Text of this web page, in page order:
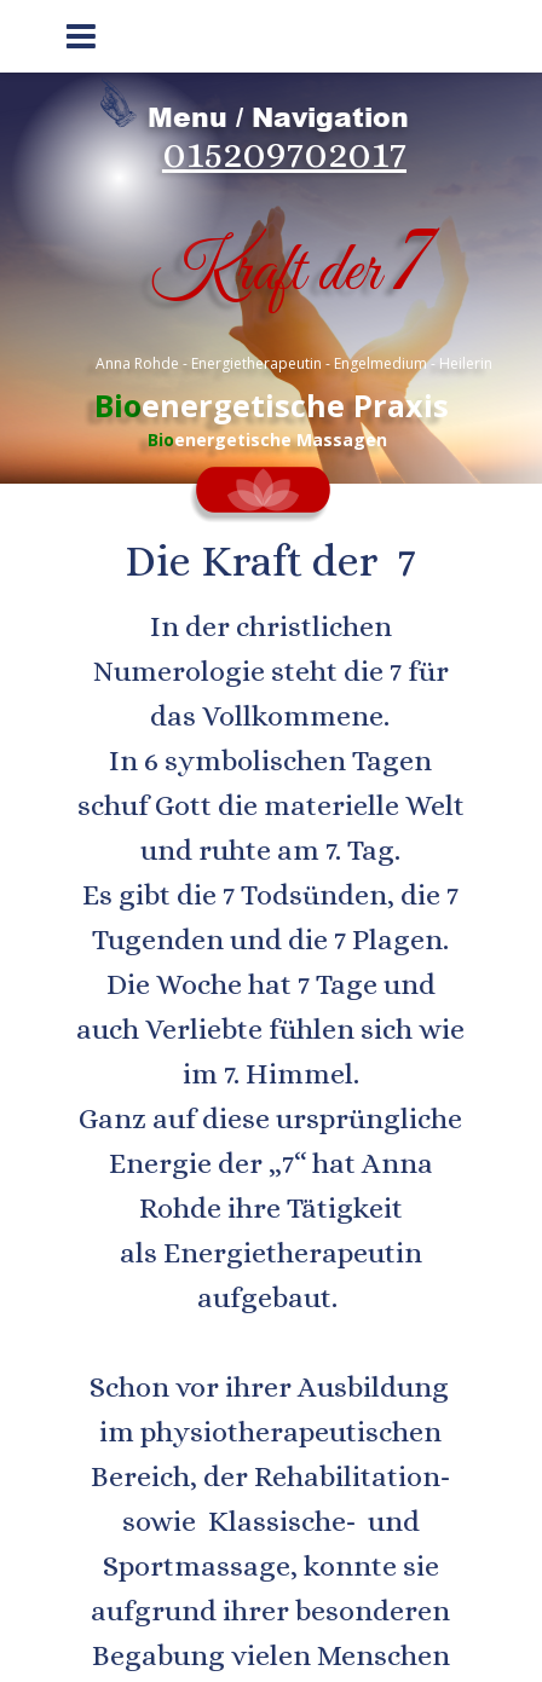
Die Kraft der  7
In der christlichen
Numerologie steht die 7 für
das Vollkommene.
In 6 symbolischen Tagen
schuf Gott die materielle Welt
und ruhte am 7. Tag.
Es gibt die 7 Todsünden, die 7
Tugenden und die 7 Plagen.
Die Woche hat 7 Tage und
auch Verliebte fühlen sich wie
im 7. Himmel.
Ganz auf diese ursprüngliche
Energie der „7“ hat Anna
Rohde ihre Tätigkeit
als Energietherapeutin
aufgebaut.
Schon vor ihrer Ausbildung
im physiotherapeutischen
Bereich, der Rehabilitation-
sowie  Klassische-  und
Sportmassage, konnte sie
aufgrund ihrer besonderen
Begabung vielen Menschen
Kraft der 7
Anna Rohde - Energietherapeutin - Engelmedium - Heilerin
Bioenergetische Praxis
Bioenergetische Massagen
015209702017
Menu / Navigation